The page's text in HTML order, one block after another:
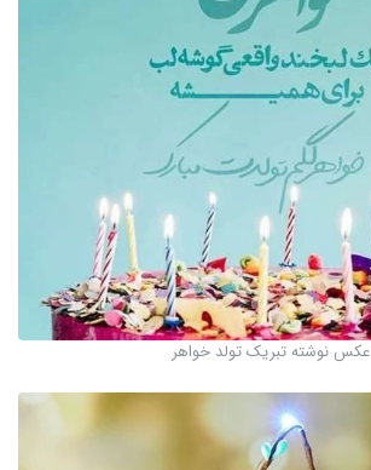
عکس نوشته تبریک تولد خواهر